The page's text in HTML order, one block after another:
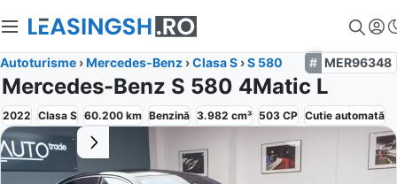
Autoturisme ›Mercedes-Benz ›Clasa S ›S 580 MER96348
Mercedes-Benz S 580 4Matic L
2022 Clasa S 60.200 km Benzină 3.982 cm³ 503 CP Cutie automată